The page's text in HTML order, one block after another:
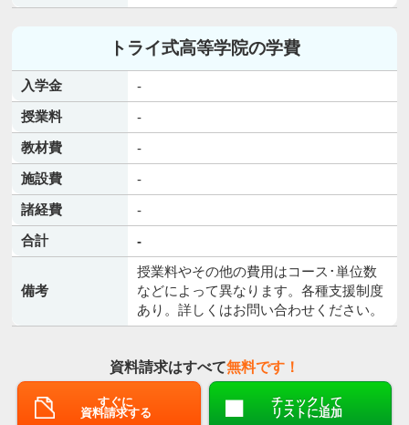
トライ式高等学院の学費
入学金
-
授業料
-
教材費
-
施設費
-
諸経費
-
合計
-
備考
授業料やその他の費用はコース･単位数
などによって異なります。各種支援制度
あり。詳しくはお問い合わせください。
資料請求はすべて無料です！
すぐに
資料請求する
チェックして
リストに追加